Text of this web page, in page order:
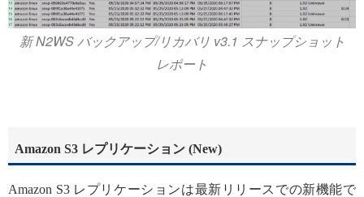
新 N2WS バックアップ/リカバリ v3.1 スナップショット
レポート
Amazon S3 レプリケーション (New)
Amazon S3 レプリケーションは最新リリースでの新機能で